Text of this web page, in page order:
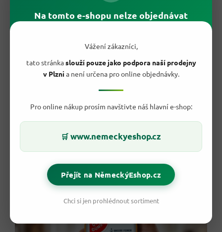
Na tomto e-shopu nelze objednávat
Vážení zákazníci,
tato stránkaslouží pouze jako podpora naší prodejny
v Plznia není určena pro online objednávky.
Pro online nákup prosím navštivte náš hlavní e-shop:
🛒 www.nemeckyeshop.cz
Přejít na NěmeckýEshop.cz
Chci si jen prohlédnout sortiment
Přidej cibulku, kyselou okurku, rajče nebo pár kapek citronu a
sytá svačina během pár minut.
Skvělé jsou také do pomazánky. Stačí je rozmačkat vidličkou,
rybí pomazánku